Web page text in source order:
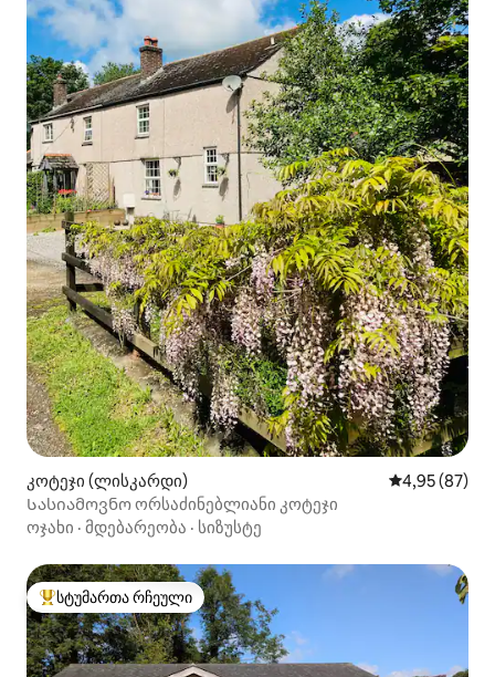
კოტეჯი (ლისკარდი) საშუალო
4,95 (87)
Სასიამოვნო ორსაძინებლიანი კოტეჯი
ოჯახი · მდებარეობა · სიზუსტე
სტუმართა რჩეული მოწინავე ვარიანტი
სტუმართა რჩეული